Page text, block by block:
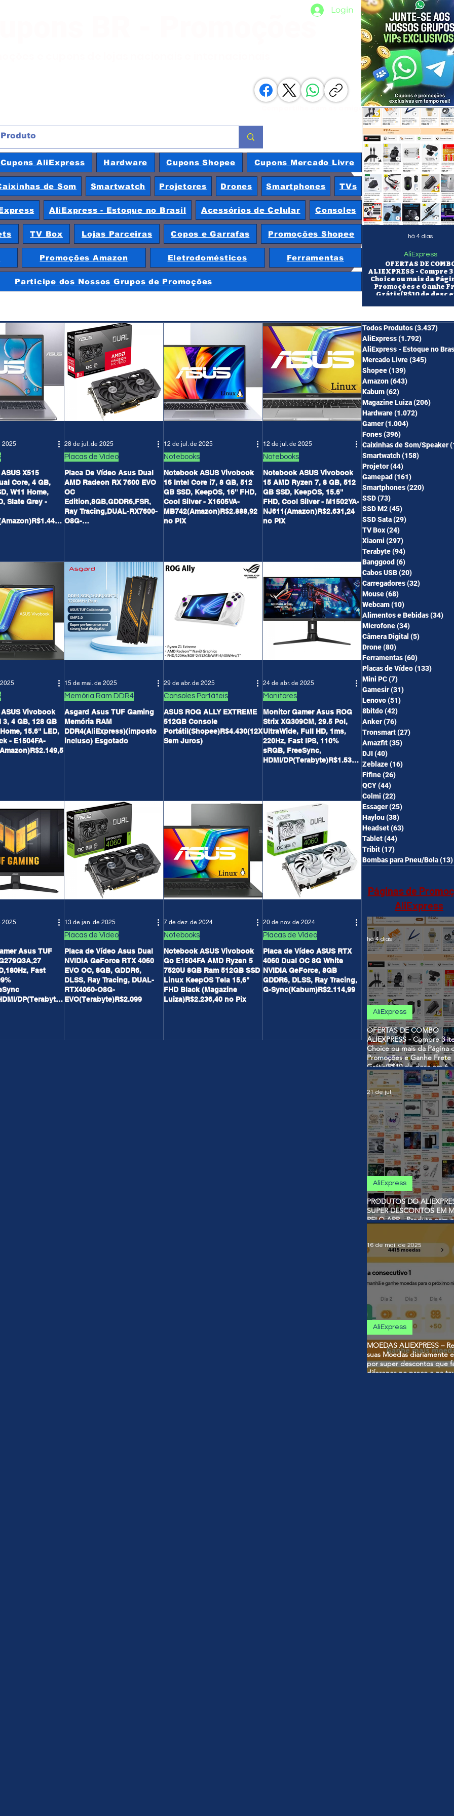
Login
BR - Promoções
Compartilhe com os amigos
Cupons AliExpress Hardware Cupons Shopee Cupons Mercado Livre
de Som Smartwatch Projetores Drones Smartphones TVs
AliExpress - Estoque no Brasil Acessórios de Celular Consoles
TV Box Lojas Parceiras Copos e Garrafas Promoções Shopee
Promoções Amazon Eletrodomésticos Ferramentas
Participe dos Nossos Grupos de Promoções
OFERTAS DE
ALIEXPRESS - Compre
Choice ou mais da
Promoções e Ganhe
Grátis(R$10 de desc
AliExpress
há 4 dias
X515
Core, 4 GB,
W11 Home,
Slate Grey -
2025
Placa De Vídeo Asus Dual
AMD Radeon RX 7600 EVO
OC
Edition,8GB,GDDR6,FSR,
Ray Tracing,DUAL-RX7600-
O8G-
Placas de Vídeo
28 de jul. de 2025
Notebook ASUS Vivobook
16 Intel Core i7, 8 GB, 512
GB SSD, KeepOS, 16'' FHD,
Cool Silver - X1605VA-
MB742(Amazon)R$2.888,92
no PIX
Notebooks
12 de jul. de 2025
Notebook ASUS Vivobook
15 AMD Ryzen 7, 8 GB, 512
GB SSD, KeepOS, 15.6''
FHD, Cool Silver - M1502YA-
NJ611(Amazon)R$2.631,24
no PIX
Notebooks
12 de jul. de 2025
Vivobook
3, 4 GB, 128 GB
15.6'' LED,
- E1504FA-
Asgard Asus TUF Gaming
Memória RAM
DDR4(AliExpress)(imposto
incluso) Esgotado
Memória Ram DDR4
15 de mai. de 2025
ASUS ROG ALLY EXTREME
512GB Console
Portátil(Shopee)R$4.430(12X
Sem Juros)
Consoles Portáteis
29 de abr. de 2025
Monitor Gamer Asus ROG
Strix XG309CM, 29.5 Pol,
UltraWide, Full HD, 1ms,
220Hz, Fast IPS, 110%
sRGB, FreeSync,
HDMI/DP(Terabyte)R$1.539,
Monitores
24 de abr. de 2025
Asus TUF
Fast
DP(Terabyte)
2025
Placa de Vídeo Asus Dual
NVIDIA GeForce RTX 4060
EVO OC, 8GB, GDDR6,
DLSS, Ray Tracing, DUAL-
RTX4060-O8G-
EVO(Terabyte)R$2.099
Placas de Vídeo
13 de jan. de 2025
Notebook ASUS Vivobook
Go E1504FA AMD Ryzen 5
7520U 8GB Ram 512GB SSD
Linux KeepOS Tela 15,6"
FHD Black (Magazine
Luiza)R$2.236,40 no Pix
Notebooks
7 de dez. de 2024
Placa de Vídeo ASUS RTX
4060 Dual OC 8G White
NVIDIA GeForce, 8GB
GDDR6, DLSS, Ray Tracing,
G-Sync(Kabum)R$2.114,99
Placas de Vídeo
20 de nov. de 2024
Todos Produtos(3.437)
AliExpress(1.792)
AliExpress - Estoque no
Mercado Livre(345)
Shopee(139)
Amazon(643)
Kabum(62)
Magazine Luiza(206)
Hardware(1.072)
Gamer(1.004)
Fones(396)
Caixinhas de Som/Speaker
Smartwatch(158)
Projetor(44)
Gamepad (161)
Smartphones(220)
SSD(73)
SSD M2(45)
SSD Sata(29)
TV Box(24)
Xiaomi (297)
Terabyte(94)
Banggood (6)
Cabos USB(20)
Carregadores(32)
Mouse(68)
Webcam(10)
Alimentos e Bebidas(34)
Microfone(34)
Câmera Digital (5)
Drone(80)
Ferramentas(60)
Placas de Vídeo(133)
Mini PC(7)
Gamesir(31)
Lenovo(51)
8bitdo(42)
Anker(76)
Tronsmart(27)
Amazfit(35)
DJI(40)
Zeblaze(16)
Fifine(26)
QCY(44)
Colmi (22)
Essager(25)
Haylou(38)
Headset(63)
Tablet(44)
Tribit(17)
Bombas para Pneu/Bola(13)
Páginas de
AliExpress
OFERTAS DE COMBO
ALIEXPRESS - Compre 3
Choice ou mais da Página
Promoções e Ganhe Frete
Grátis(R$10 de desc em 6
itens/R$25 de desc em 10
OS CUPONS SÃO
COMBO
AliExpress
há 4 dias
PRODUTOS DO
SUPER DESCONTOS EM
PELO APP - Produto com
AliExpress
21 de jul.
MOEDAS ALIEXPRESS –
suas Moedas diariamente
por super descontos que
diferença no preço e na
AliExpress
16 de mai. de 2025